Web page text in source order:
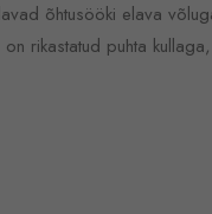
õhtusööki elava
rikastatud puhta